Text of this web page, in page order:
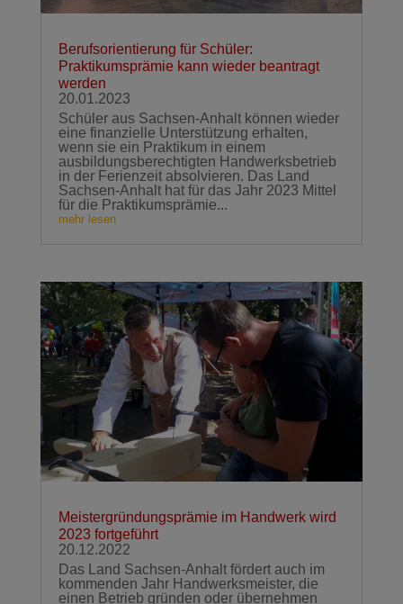
Berufsorientierung für Schüler:
Praktikumsprämie kann wieder beantragt
werden
20.01.2023
Schüler aus Sachsen-Anhalt können wieder
eine finanzielle Unterstützung erhalten,
wenn sie ein Praktikum in einem
ausbildungsberechtigten Handwerksbetrieb
in der Ferienzeit absolvieren. Das Land
Sachsen-Anhalt hat für das Jahr 2023 Mittel
für die Praktikumsprämie...
mehr lesen
Meistergründungsprämie im Handwerk wird
2023 fortgeführt
20.12.2022
Das Land Sachsen-Anhalt fördert auch im
kommenden Jahr Handwerksmeister, die
einen Betrieb gründen oder übernehmen